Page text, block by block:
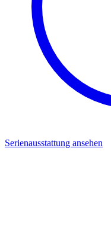
Serienausstattung ansehen